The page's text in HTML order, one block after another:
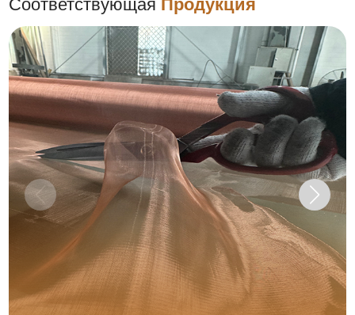
Соответствующая Продукция